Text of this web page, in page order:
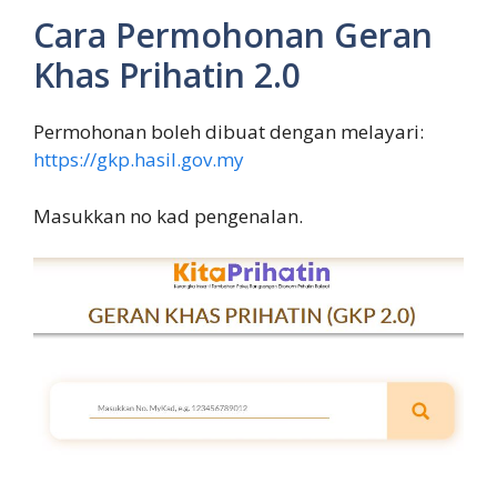
Cara Permohonan Geran
Khas Prihatin 2.0
Permohonan boleh dibuat dengan melayari:
https://gkp.hasil.gov.my
Masukkan no kad pengenalan.